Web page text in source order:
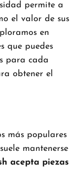
permite a
el valor de sus
en
que puedes
para cada
obtener el
más populares
mantenerse
acepta piezas